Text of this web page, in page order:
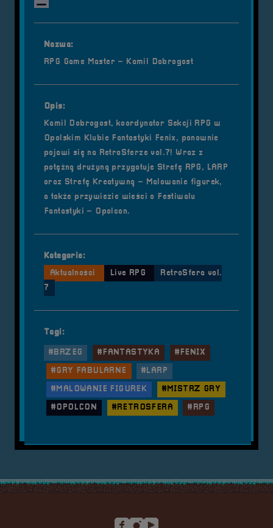
Nazwa:
RPG Game Master – Kamil Dobrogost
Opis:
Kamil Dobrogost, koordynator Sekcji RPG w
Opolskim Klubie Fantastyki Fenix, ponownie
pojawi się na RetroSferze vol.7! Wraz z
potężną drużyną przygotuje Strefę RPG, LARP
oraz Strefę Kreatywną – Malowanie figurek,
a także przywiezie wieści o Festiwalu
Fantastyki – Opolcon.
Kategorie:
Aktualności
Live RPG
RetroSfera vol.
7
Tagi:
#BRZEG #FANTASTYKA
#FENIX
#GRY FABULARNE
#LARP
#MALOWANIE FIGUREK
#MISTRZ GRY
#OPOLCON
#RETROSFERA #RPG